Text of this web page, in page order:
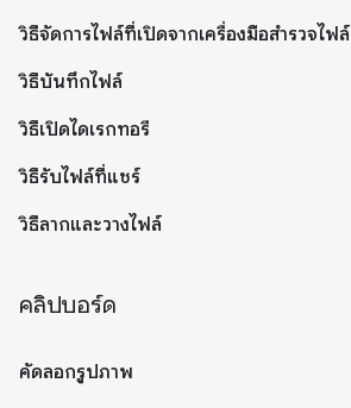
วิธีจัดการไฟล์ที่เปิดจากเครื่องมือสำรวจไฟล์
วิธีบันทึกไฟล์
วิธีเปิดไดเรกทอรี
วิธีรับไฟล์ที่แชร์
วิธีลากและวางไฟล์
คลิปบอร์ด
คัดลอกรูปภาพ